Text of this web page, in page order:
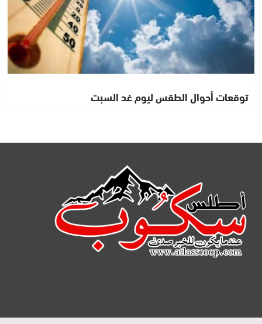
توقعات أحوال الطقس ليوم غد السبت